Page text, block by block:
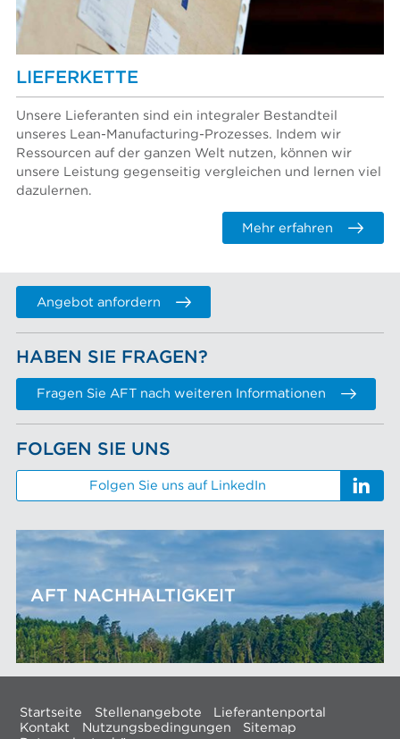
LIEFERKETTE
Unsere Lieferanten sind ein integraler Bestandteil
unseres Lean-Manufacturing-Prozesses. Indem wir
Ressourcen auf der ganzen Welt nutzen, können wir
unsere Leistung gegenseitig vergleichen und lernen viel
dazulernen.
Mehr erfahren
Angebot anfordern
HABEN SIE FRAGEN?
Fragen Sie AFT nach weiteren Informationen
FOLGEN SIE UNS
Folgen Sie uns auf LinkedIn
AFT NACHHALTIGKEIT
Startseite Stellenangebote
Lieferantenportal
Kontakt
Nutzungsbedingungen
Sitemap